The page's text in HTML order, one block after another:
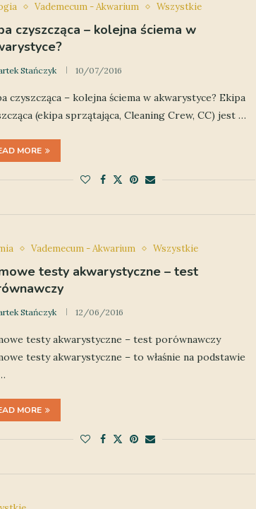
Vademecum - Akwarium Wszystkie
czyszcząca – kolejna ściema w
Stańczyk 10/07/2016
czyszcząca – kolejna ściema w akwarystyce? Ekipa
(ekipa sprzątająca, Cleaning Crew, CC) jest …
MORE
Vademecum - Akwarium Wszystkie
testy akwarystyczne – test
Stańczyk 12/06/2016
testy akwarystyczne – test porównawczy
testy akwarystyczne – to właśnie na podstawie
MORE